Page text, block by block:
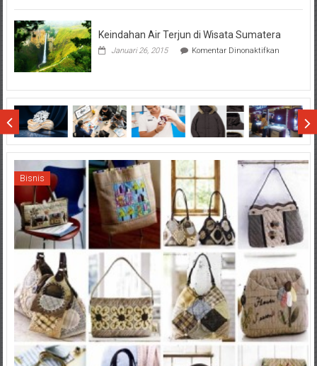
Beny
Keindahan Air Terjun di Wisata Sumatera
Januari 26, 2015 Komentar Dinonaktifkanpada
di
Wisata
Sumatera
Bisnis